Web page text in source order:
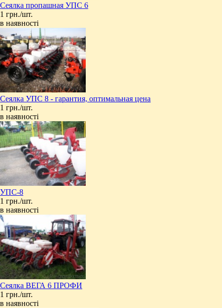
Сеялка пропашная УПС 6
1 грн./шт.
в наявності
Сеялка УПС 8 - гарантия, оптимальная цена
1 грн./шт.
в наявності
УПС-8
1 грн./шт.
в наявності
Cеялка ВЕГА 6 ПРОФИ
1 грн./шт.
в наявності